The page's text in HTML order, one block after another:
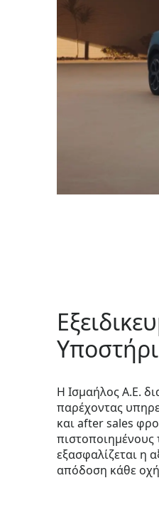
Η Ισμαήλος Α.Ε.
παρέχοντας
και after sales
πιστοποιημένους
εξασφαλίζεται η
απόδοση κάθε